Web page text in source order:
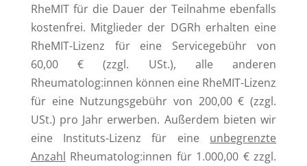
RheMIT für die Dauer der Teilnahme ebenfalls
kostenfrei. Mitglieder der DGRh erhalten eine
RheMIT-Lizenz für eine Servicegebühr von
60,00 € (zzgl. USt.), alle anderen
Rheumatolog:innen können eine RheMIT-Lizenz
für eine Nutzungsgebühr von 200,00 € (zzgl.
USt.) pro Jahr erwerben. Außerdem bieten wir
eine Instituts-Lizenz für eine unbegrenzte
Anzahl Rheumatolog:innen für 1.000,00 € zzgl.